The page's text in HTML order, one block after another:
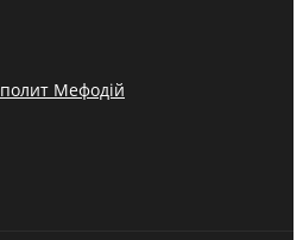
Мефодій